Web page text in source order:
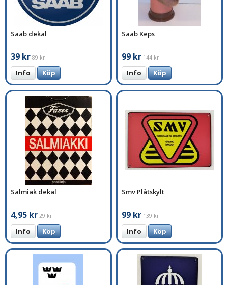
Saab dekal
39 kr 89 kr
Info Köp
Saab Keps
99 kr 144 kr
Info Köp
Salmiak dekal
4,95 kr 29 kr
Info Köp
Smv Plåtskylt
99 kr 139 kr
Info Köp